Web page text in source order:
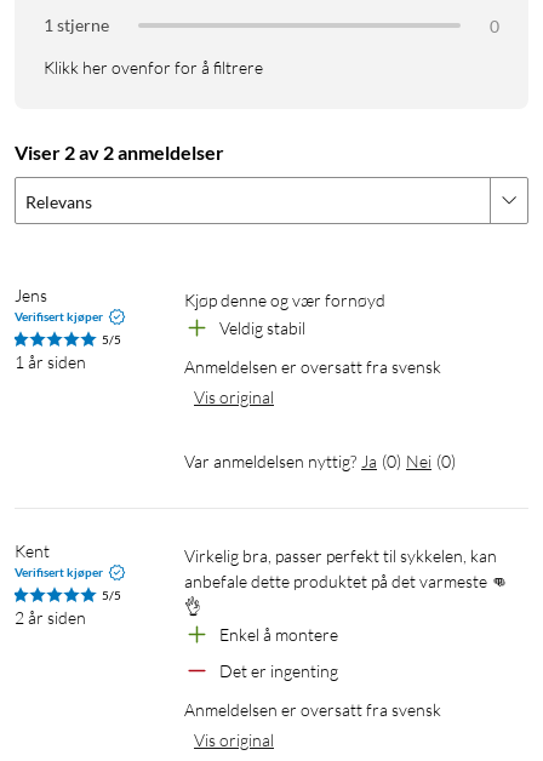
1 stjerne
0
Klikk her ovenfor for å filtrere
Viser 2 av 2 anmeldelser
Relevans
Jens
Verifisert kjøper
5/5
1 år siden
Kjøp denne og vær fornøyd
Veldig stabil
Anmeldelsen er oversatt fra svensk
Vis original
Var anmeldelsen nyttig? Ja (0) Nei (0)
Kent
Verifisert kjøper
5/5
2 år siden
Virkelig bra, passer perfekt til sykkelen, kan
anbefale dette produktet på det varmeste 👊
👌
Enkel å montere
Det er ingenting
Anmeldelsen er oversatt fra svensk
Vis original